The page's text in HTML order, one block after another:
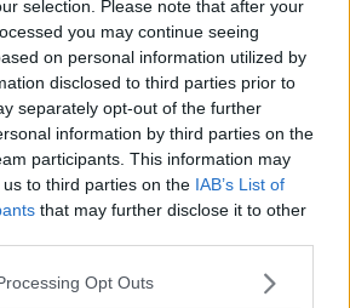
selection. Please note that after your
you may continue seeing
on personal information utilized by
disclosed to third parties prior to
separately opt-out of the further
information by third parties on the
participants. This information may
to third parties on the IAB’s List of
that may further disclose it to other
website/app uses one or more Google
Opt Outs
+100
punti
9.3